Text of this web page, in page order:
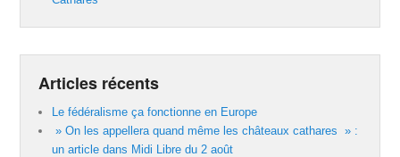
Articles récents
Le fédéralisme ça fonctionne en Europe
» On les appellera quand même les châteaux cathares » :
un article dans Midi Libre du 2 août